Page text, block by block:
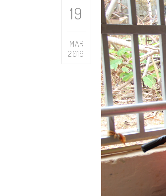
19
MAR
2019